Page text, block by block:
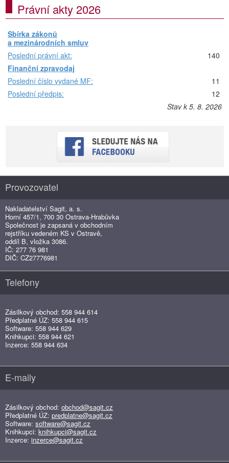
Právní akty 2026
Sbírka zákonů
a mezinárodních smluv
Poslední právní akt:
140
Finanční zpravodaj
Poslední číslo vydané MF:
11
Poslední předpis:
12
Stav k 5. 8. 2026
Provozovatel
Nakladatelství Sagit, a. s.
Horní 457/1, 700 30 Ostrava-Hrabůvka
Společnost je zapsaná v obchodním
rejstříku vedeném KS v Ostravě,
oddíl B, vložka 3086.
IČ: 277 76 981
DIČ: CZ27776981
Telefony
Zásilkový obchod: 558 944 614
Předplatné ÚZ: 558 944 615
Software: 558 944 629
Knihkupci: 558 944 621
Inzerce: 558 944 634
E-maily
Zásilkový obchod: obchod@sagit.cz
Předplatné ÚZ: predplatne@sagit.cz
Software: software@sagit.cz
Knihkupci: knihkupci@sagit.cz
Inzerce: inzerce@sagit.cz